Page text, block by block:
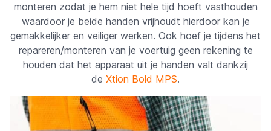
monteren zodat je hem niet hele tijd hoeft vasthouden
waardoor je beide handen vrijhoudt hierdoor kan je
gemakkelijker en veiliger werken. Ook hoef je tijdens het
repareren/monteren van je voertuig geen rekening te
houden dat het apparaat uit je handen valt dankzij
de Xtion Bold MPS.